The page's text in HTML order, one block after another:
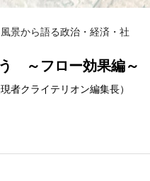
景から語る政治・経済・社
～フロー効果編～
者クライテリオン編集長）